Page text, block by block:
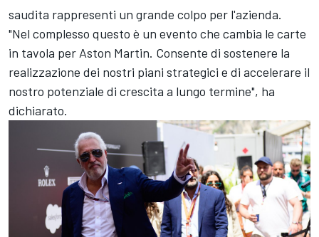
saudita rappresenti un grande colpo per l'azienda.
"Nel complesso questo è un evento che cambia le carte
in tavola per Aston Martin. Consente di sostenere la
realizzazione dei nostri piani strategici e di accelerare il
nostro potenziale di crescita a lungo termine", ha
dichiarato.